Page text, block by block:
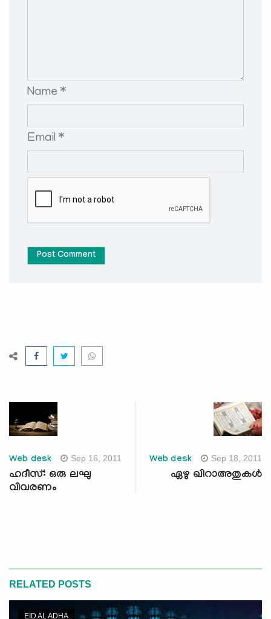
Name *
Email *
Post Comment
Web desk Sep 16, 2011
ഹദീസ്: ഒരു ലഘു
വിവരണം
Web desk Sep 18, 2011
ഏഴു ഖിറാഅതുകള്‍
RELATED POSTS
EID AL ADHA